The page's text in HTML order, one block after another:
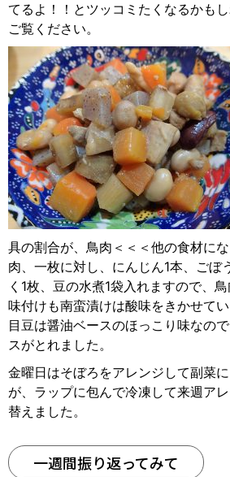
てるよ！！とツッコミたくなるかも
ご覧ください。
具の割合が、鳥肉＜＜＜他の食材に
肉、一枚に対し、にんじん1本、ごぼ
く1枚、豆の水煮1袋入れますので、
味付けも南蛮漬けは酸味をきかせて
目豆は醤油ベースのほっこり味なの
スがとれました。
金曜日はそぼろをアレンジして副菜
が、ラップに包んで冷凍して来週ア
替えました。
一週間振り返ってみて